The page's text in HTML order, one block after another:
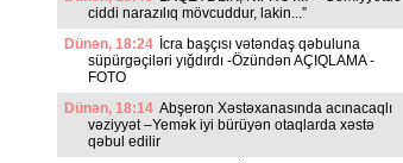
ciddi narazılıq mövcuddur, lakin...”
Dünən, 18:24 İcra başçısı vətəndaş qəbuluna
süpürgəçiləri yığdırdı -Özündən AÇIQLAMA -
FOTO
Dünən, 18:14 Abşeron Xəstəxanasında acınacaqlı
vəziyyət –Yemək iyi bürüyən otaqlarda xəstə
qəbul edilir